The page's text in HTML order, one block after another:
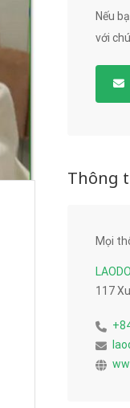
Nếu
với
Thông
Mọi
117